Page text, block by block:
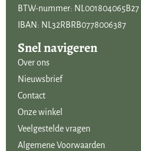
BTW-nummer: NL001804065B27
IBAN: NL32RBRB0778006387
Snel navigeren
Over ons
Nieuwsbrief
Contact
Onze winkel
Veelgestelde vragen
Algemene Voorwaarden